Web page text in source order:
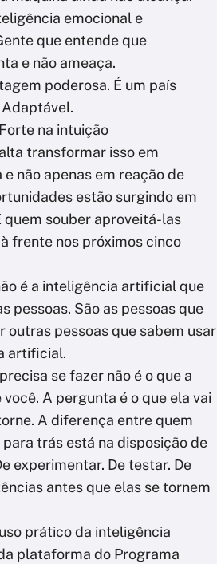
emocional e
que entende que
e não ameaça.
poderosa. É um país
na intuição
transformar isso em
não apenas em reação de
estão surgindo em
quem souber aproveitá-las
frente nos próximos cinco
é a inteligência artificial que
pessoas. São as pessoas que
outras pessoas que sabem usar
artificial.
se fazer não é o que a
A pergunta é o que ela vai
A diferença entre quem
trás está na disposição de
experimentar. De testar. De
antes que elas se tornem
prático da inteligência
plataforma do Programa